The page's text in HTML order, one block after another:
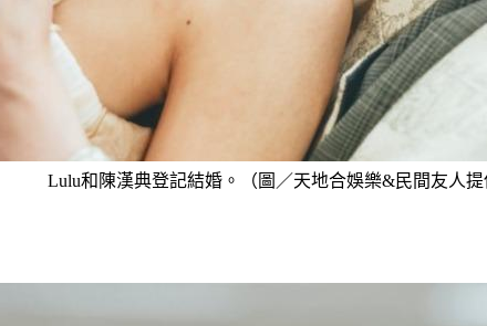
Lulu和陳漢典登記結婚。（圖／天地合娛樂&民間友人